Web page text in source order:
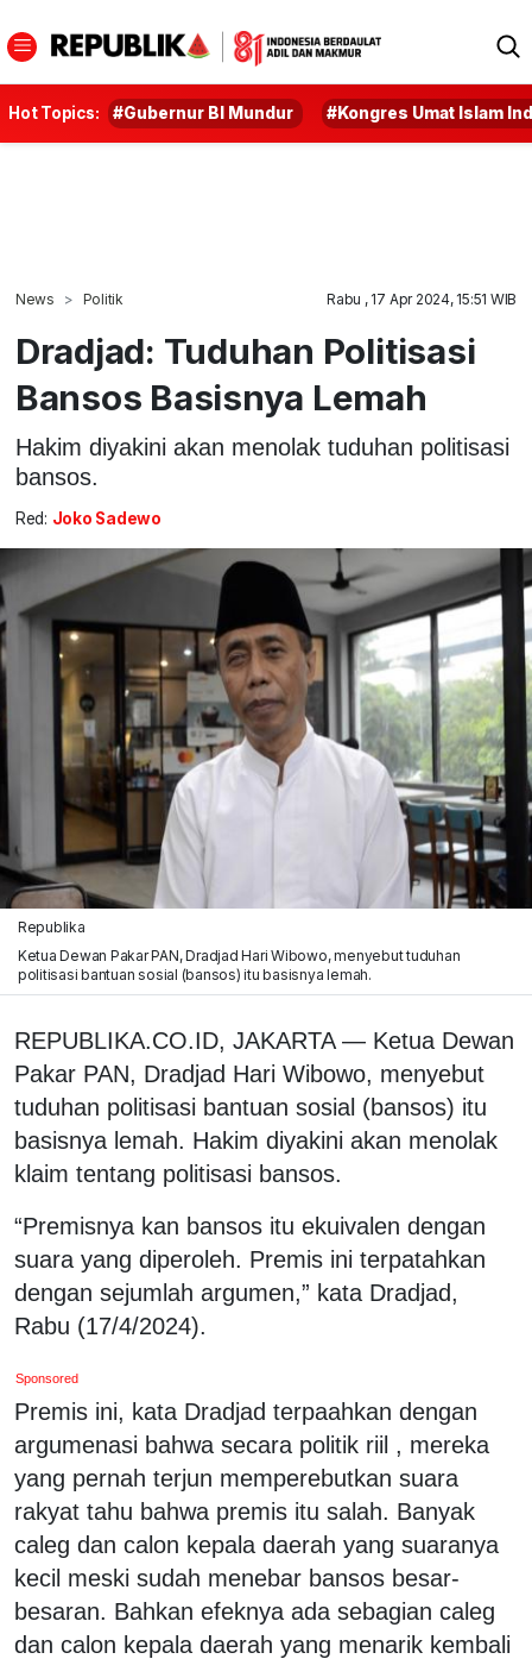
Hot Topics: #Gubernur BI Mundur #Kongres Umat Islam
News Politik Rabu , 17 Apr 2024, 15:51 WIB
Dradjad: Tuduhan Politisasi
Bansos Basisnya Lemah
Hakim diyakini akan menolak tuduhan politisasi
bansos.
Red: Joko Sadewo
Republika
Ketua Dewan Pakar PAN, Dradjad Hari Wibowo, menyebut tuduhan
politisasi bantuan sosial (bansos) itu basisnya lemah.
REPUBLIKA.CO.ID, JAKARTA — Ketua Dewan
Pakar PAN, Dradjad Hari Wibowo, menyebut
tuduhan politisasi bantuan sosial (bansos) itu
basisnya lemah. Hakim diyakini akan menolak
klaim tentang politisasi bansos.
“Premisnya kan bansos itu ekuivalen dengan
suara yang diperoleh. Premis ini terpatahkan
dengan sejumlah argumen,” kata Dradjad,
Rabu (17/4/2024).
Sponsored
Premis ini, kata Dradjad terpaahkan dengan
argumenasi bahwa secara politik riil , mereka
yang pernah terjun memperebutkan suara
rakyat tahu bahwa premis itu salah. Banyak
caleg dan calon kepala daerah yang suaranya
kecil meski sudah menebar bansos besar-
besaran. Bahkan efeknya ada sebagian caleg
dan calon kepala daerah yang menarik kembali